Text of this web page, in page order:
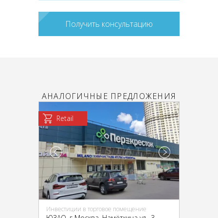
Получить консультацию
АНАЛОГИЧНЫЕ ПРЕДЛОЖЕНИЯ
Retail
Инвестиции в торговое помещение